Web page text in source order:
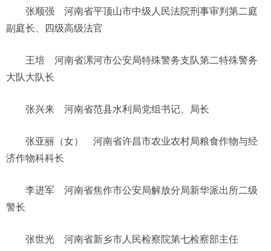
张顺强 河南省平顶山市中级人民法院刑事审判第二庭
副庭长、四级高级法官
王培 河南省漯河市公安局特殊警务支队第二特殊警务
大队大队长
张兴来 河南省范县水利局党组书记、局长
张亚丽（女） 河南省许昌市农业农村局粮食作物与经
济作物科科长
李进军 河南省焦作市公安局解放分局新华派出所二级
警长
张世光 河南省新乡市人民检察院第七检察部主任